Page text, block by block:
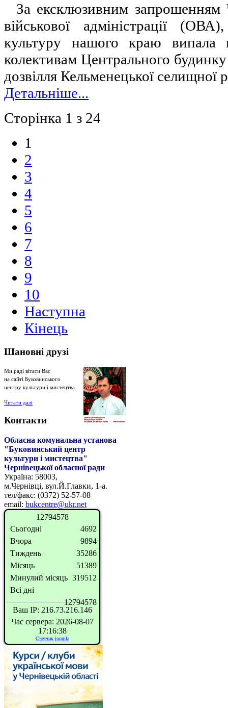
За ексклюзивним запрошенням
військової адміністрації
культуру нашого краю випала
колективам Центрального
дозвілля Кельменецької селищної
Детальніше...
Сторінка 1 з 24
1
2
3
4
5
6
7
8
9
10
Наступна
Кінець
Шановні друзі
Ми раді вітати Вас
на сайті Буковинського
центру культури і мистецтва
Читати далі
Контакти
Обласна комунальна установа
"Буковинський центр
культури і мистецтва"
Чернівецької обласноїради
Україна: 58003,
м.Чернівці, вул.Й.Главки, 1-а.
тел/факс: (0372) 52-57-08
email: bukcentre@ukr.net
1 2794578
Сьогодні
Вчора
Тиждень
Місяць
Минулий місяць
Всі дні
4692
9894
35286
51389
319512
12794578
Ваш IP: 216.73.216.146
Час сервера: 2026-08-07
17:16:38
Счетчик joomla